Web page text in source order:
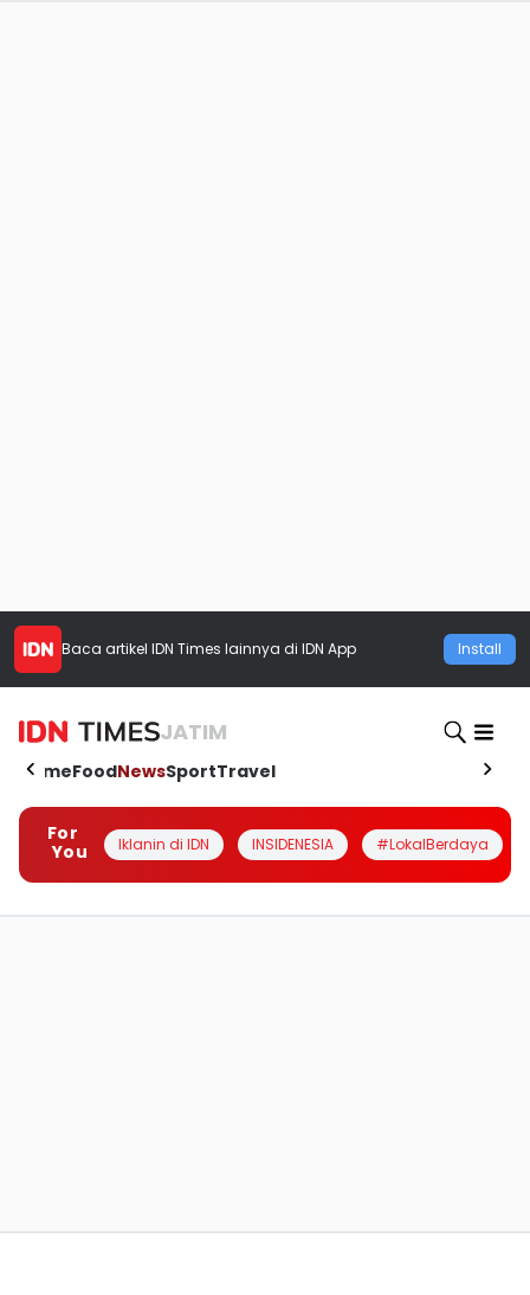
Baca artikel IDN Times lainnya di IDN App Install
JATIM
HomeFoodNewsSportTravel
For
You
Iklanin di IDN INSIDENESIA #LokalBerdaya